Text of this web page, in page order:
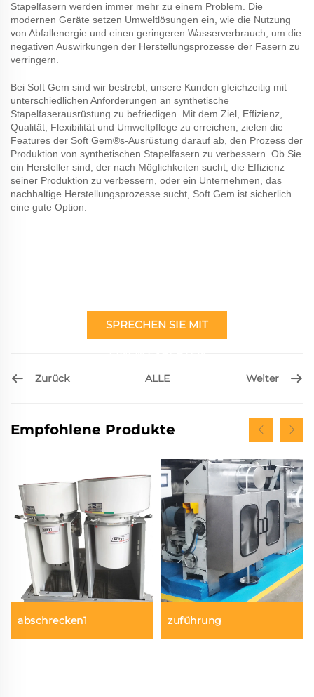
Stapelfasern werden immer mehr zu einem Problem. Die
modernen Geräte setzen Umweltlösungen ein, wie die Nutzung
von Abfallenergie und einen geringeren Wasserverbrauch, um die
negativen Auswirkungen der Herstellungsprozesse der Fasern zu
verringern.
Bei Soft Gem sind wir bestrebt, unsere Kunden gleichzeitig mit
unterschiedlichen Anforderungen an synthetische
Stapelfaserausrüstung zu befriedigen. Mit dem Ziel, Effizienz,
Qualität, Flexibilität und Umweltpflege zu erreichen, zielen die
Features der Soft Gem®s-Ausrüstung darauf ab, den Prozess der
Produktion von synthetischen Stapelfasern zu verbessern. Ob Sie
ein Hersteller sind, der nach Möglichkeiten sucht, die Effizienz
seiner Produktion zu verbessern, oder ein Unternehmen, das
nachhaltige Herstellungsprozesse sucht, Soft Gem ist sicherlich
eine gute Option.
SPRECHEN SIE MIT
Zurück ALLE Weiter
Empfohlene Produkte
abschrecken1 zuführung